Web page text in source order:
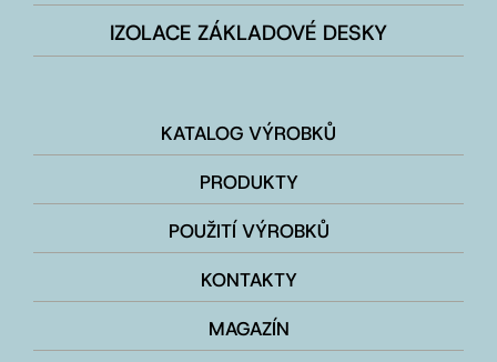
IZOLACE ZÁKLADOVÉ DESKY
KATALOG VÝROBKŮ
PRODUKTY
POUŽITÍ VÝROBKŮ
KONTAKTY
MAGAZÍN